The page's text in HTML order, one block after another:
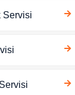
Servisi